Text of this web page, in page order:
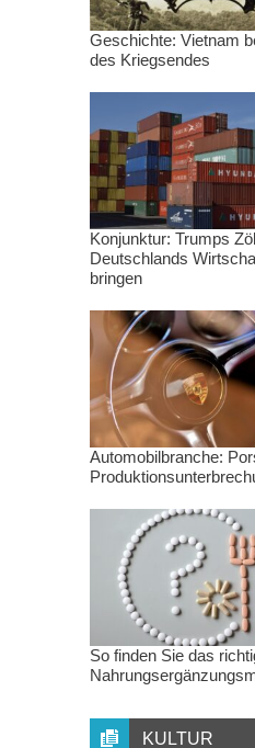
Geschichte: Vietnam
des Kriegsendes
Konjunktur: Trumps
Deutschlands
bringen
Automobilbranche:
So finden Sie das
KULTUR